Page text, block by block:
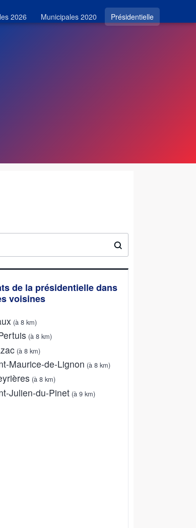
2026 Municipales 2020 Présidentielle
de la présidentielle dans
voisines
(à 8 km)
(à 8 km)
(à 8 km)
Maurice-de-Lignon (à 8 km)
(à 8 km)
Julien-du-Pinet(à 9 km)